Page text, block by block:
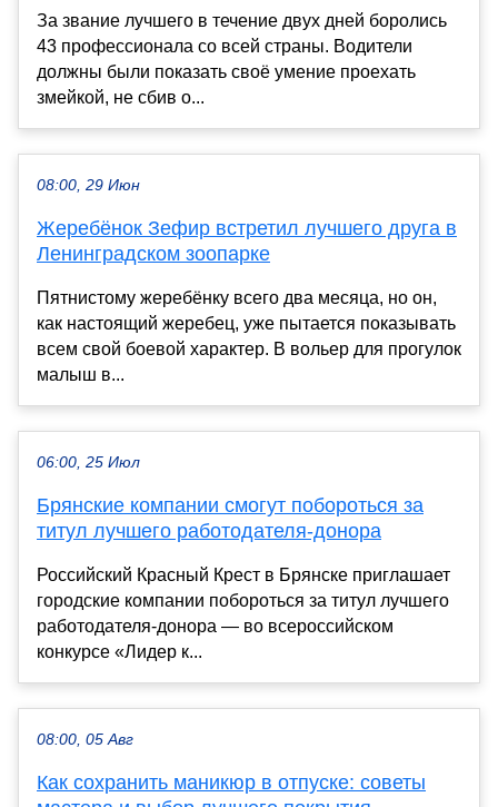
За звание лучшего в течение двух дней боролись
43 профессионала со всей страны. Водители
должны были показать своё умение проехать
змейкой, не сбив о...
08:00, 29 Июн
Жеребёнок Зефир встретил лучшего друга в
Ленинградском зоопарке
Пятнистому жеребёнку всего два месяца, но он,
как настоящий жеребец, уже пытается показывать
всем свой боевой характер. В вольер для прогулок
малыш в...
06:00, 25 Июл
Брянские компании смогут побороться за
титул лучшего работодателя-донора
Российский Красный Крест в Брянске приглашает
городские компании побороться за титул лучшего
работодателя-донора — во всероссийском
конкурсе «Лидер к...
08:00, 05 Авг
Как сохранить маникюр в отпуске: советы